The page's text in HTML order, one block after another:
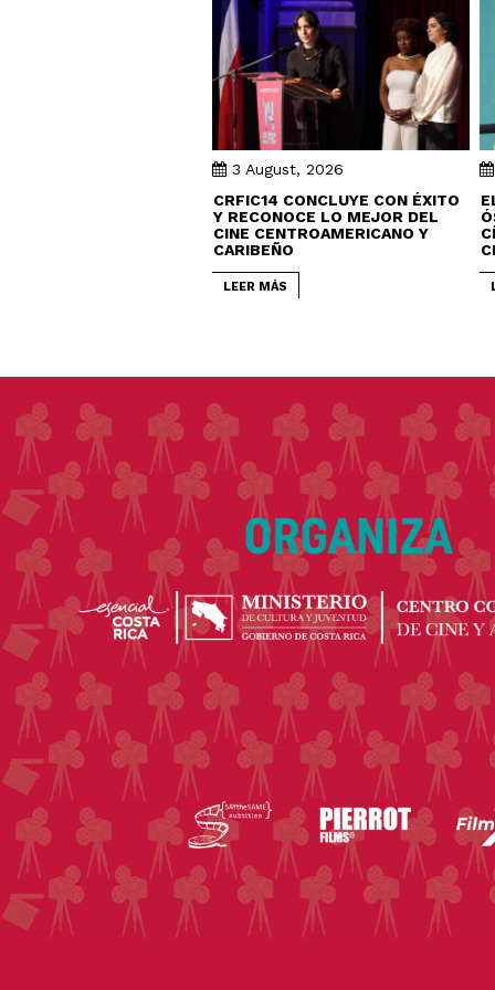
3 August, 2026
CRFIC14 CONCLUYE CON ÉXITO
Y RECONOCE LO MEJOR DEL
CINE CENTROAMERICANO Y
CARIBEÑO
LEER MÁS